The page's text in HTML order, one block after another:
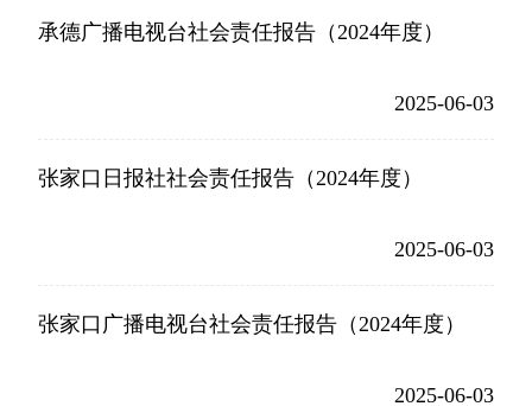
承德广播电视台社会责任报告（2024年度）
2025-06-03
张家口日报社社会责任报告（2024年度）
2025-06-03
张家口广播电视台社会责任报告（2024年度）
2025-06-03